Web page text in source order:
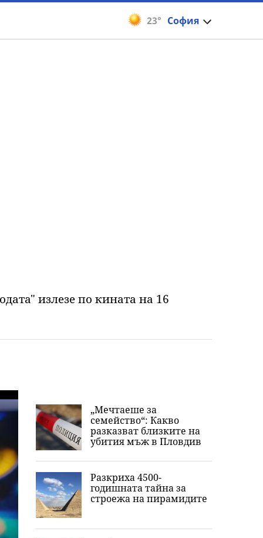
23° София
излезе по кината на 16
„Мечтаеше за
семейство“: Какво
разказват близките на
убития мъж в Пловдив
Разкриха 4500-
годишната тайна за
строежа на пирамидите